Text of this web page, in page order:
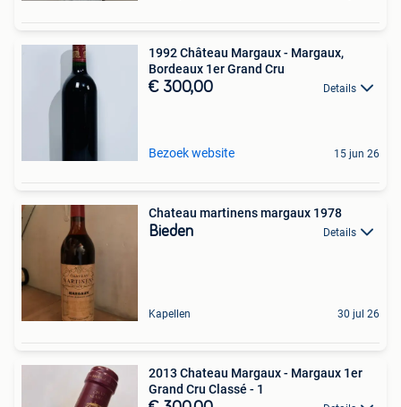
1992 Château Margaux - Margaux,
Bordeaux 1er Grand Cru
€ 300,00 Details
Bezoek website 15 jun 26
Chateau martinens margaux 1978
Bieden Details
Kapellen 30 jul 26
2013 Chateau Margaux - Margaux 1er
Grand Cru Classé - 1